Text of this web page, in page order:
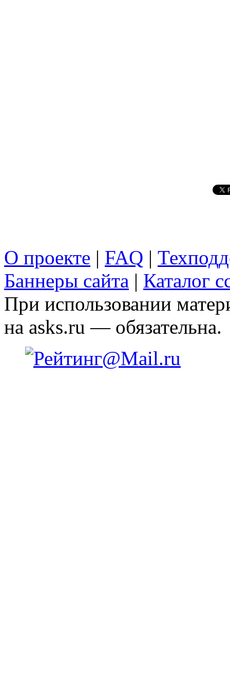
О проекте | FAQ |
Баннеры сайта | Каталог
При использовании
на asks.ru — обязательна.